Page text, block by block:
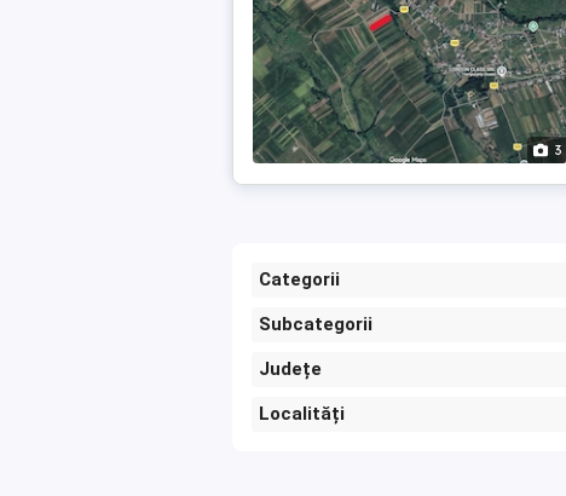
3
Categorii
Subcategorii
Județe
Localități